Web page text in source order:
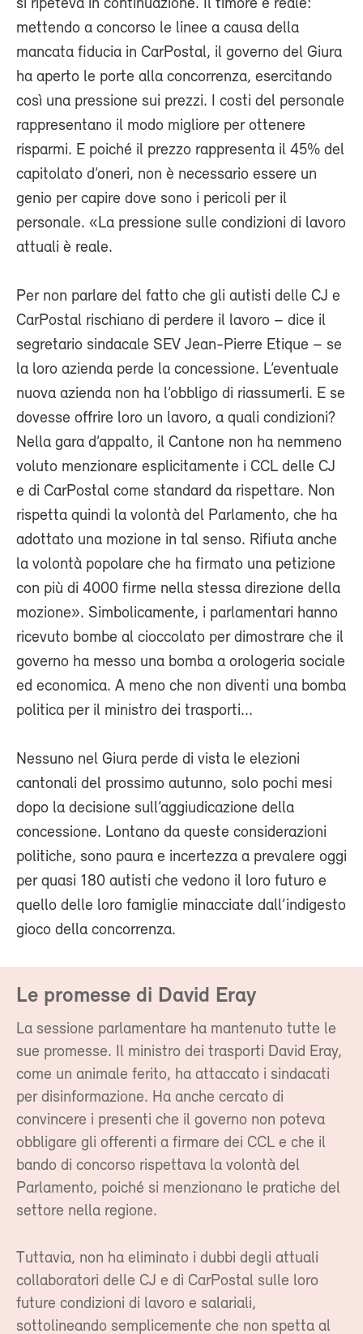
si ripeteva in continuazione. Il timore è reale:
mettendo a concorso le linee a causa della
mancata fiducia in CarPostal, il governo del Giura
ha aperto le porte alla concorrenza, esercitando
così una pressione sui prezzi. I costi del personale
rappresentano il modo migliore per ottenere
risparmi. E poiché il prezzo rappresenta il 45% del
capitolato d’oneri, non è necessario essere un
genio per capire dove sono i pericoli per il
personale. «La pressione sulle condizioni di lavoro
attuali è reale.
Per non parlare del fatto che gli autisti delle CJ e
CarPostal rischiano di perdere il lavoro – dice il
segretario sindacale SEV Jean-Pierre Etique – se
la loro azienda perde la concessione. L’eventuale
nuova azienda non ha l’obbligo di riassumerli. E se
dovesse offrire loro un lavoro, a quali condizioni?
Nella gara d’appalto, il Cantone non ha nemmeno
voluto menzionare esplicitamente i CCL delle CJ
e di CarPostal come standard da rispettare. Non
rispetta quindi la volontà del Parlamento, che ha
adottato una mozione in tal senso. Rifiuta anche
la volontà popolare che ha firmato una petizione
con più di 4000 firme nella stessa direzione della
mozione». Simbolicamente, i parlamentari hanno
ricevuto bombe al cioccolato per dimostrare che il
governo ha messo una bomba a orologeria sociale
ed economica. A meno che non diventi una bomba
politica per il ministro dei trasporti...
Nessuno nel Giura perde di vista le elezioni
cantonali del prossimo autunno, solo pochi mesi
dopo la decisione sull’aggiudicazione della
concessione. Lontano da queste considerazioni
politiche, sono paura e incertezza a prevalere oggi
per quasi 180 autisti che vedono il loro futuro e
quello delle loro famiglie minacciate dall’indigesto
gioco della concorrenza.
Le promesse di David Eray
La sessione parlamentare ha mantenuto tutte le
sue promesse. Il ministro dei trasporti David Eray,
come un animale ferito, ha attaccato i sindacati
per disinformazione. Ha anche cercato di
convincere i presenti che il governo non poteva
obbligare gli offerenti a firmare dei CCL e che il
bando di concorso rispettava la volontà del
Parlamento, poiché si menzionano le pratiche del
settore nella regione.
Tuttavia, non ha eliminato i dubbi degli attuali
collaboratori delle CJ e di CarPostal sulle loro
future condizioni di lavoro e salariali,
sottolineando semplicemente che non spetta al